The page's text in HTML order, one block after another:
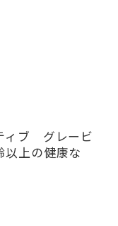
ィブ グレービ
上の健康な